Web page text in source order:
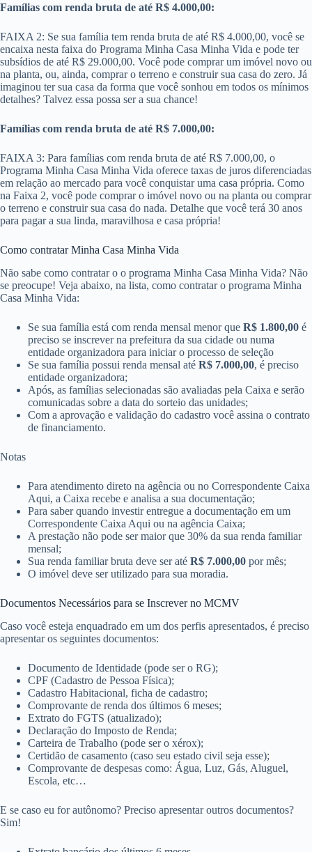
Famílias com renda bruta de até R$ 4.000,00:
FAIXA 2: Se sua família tem renda bruta de até R$ 4.000,00, você se
encaixa nesta faixa do Programa Minha Casa Minha Vida e pode ter
subsídios de até R$ 29.000,00. Você pode comprar um imóvel novo ou
na planta, ou, ainda, comprar o terreno e construir sua casa do zero. Já
imaginou ter sua casa da forma que você sonhou em todos os mínimos
detalhes? Talvez essa possa ser a sua chance!
Famílias com renda bruta de até R$ 7.000,00:
FAIXA 3: Para famílias com renda bruta de até R$ 7.000,00​, o
Programa Minha Casa Minha Vida oferece taxas de juros diferenciadas
em relação ao mercado para você conquistar uma casa própria. Como
na Faixa 2, você pode comprar o imóvel novo ou na planta ou comprar
o terreno e construir sua casa do nada. Detalhe que você terá 30 anos
para pagar a sua linda, maravilhosa e casa própria!
Como contratar Minha Casa Minha Vida
Não sabe como contratar o o programa Minha Casa Minha Vida? Não
se preocupe! Veja abaixo, na lista, como contratar o programa Minha
Casa Minha Vida:
Se sua família está com renda mensal menor que R$ 1.800,00 é
preciso se inscrever na prefeitura da sua cidade ou numa
entidade organizadora para iniciar o processo de seleção
Se sua família possui renda mensal até R$ 7.000,00​​, é preciso
entidade organizadora;
Após, as famílias selecionadas são avaliadas pela Caixa e serão
comunicadas sobre a data do sorteio das unidades;
Com a aprovação e validação do cadastro você assina o contrato
de financiamento.
Notas
Para atendimento direto na agência ou no Correspondente Caixa
Aqui, a Caixa recebe e analisa a sua documentação;
Para saber quando investir entregue a documentação em um
Correspondente Caixa Aqui ou n​a agência Caixa;
A prestação não pode ser maior que 30% da sua renda familiar
mensal;
Sua renda familiar bruta deve ser até R$ 7.000,00 ​ por mês;
O imóvel deve ser utilizado para sua moradia.
Documentos Necessários para se Inscrever no MCMV
Caso você esteja enquadrado em um dos perfis apresentados, é preciso
apresentar os seguintes documentos:
Documento de Identidade (pode ser o RG);
CPF (Cadastro de Pessoa Física);
Cadastro Habitacional, ficha de cadastro;
Comprovante de renda dos últimos 6 meses;
Extrato do FGTS (atualizado);
Declaração do Imposto de Renda;
Carteira de Trabalho (pode ser o xérox);
Certidão de casamento (caso seu estado civil seja esse);
Comprovante de despesas como: Água, Luz, Gás, Aluguel,
Escola, etc…
E se caso eu for autônomo? Preciso apresentar outros documentos?
Sim!